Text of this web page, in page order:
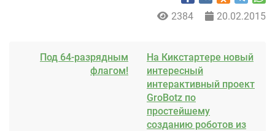
2384 20.02.2015
Под 64-разрядным
флагом!
На Кикстартере новый
интересный
интерактивный проект
GroBotz по
простейшему
созданию роботов из